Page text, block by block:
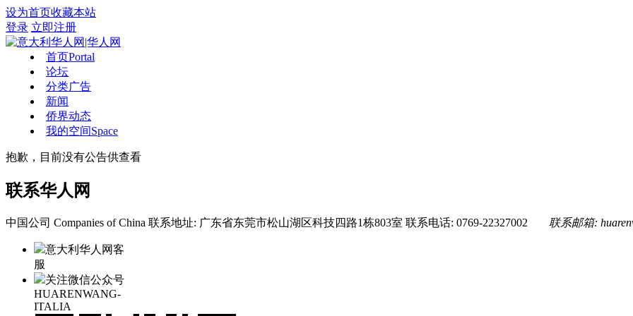
设为首页收藏本站
登录 立即注册
首页Portal
论坛
分类广告
新闻
侨界动态
我的空间Space
抱歉，目前没有公告供查看
联系华人网
中国公司 Companies of China 联系地址: 广东省东莞市松山湖区科技四路1栋803室 联系电话: 0769-22327002 联系邮箱:
意大利华人网客
服
关注微信公众号
HUARENWANG-
ITALIA